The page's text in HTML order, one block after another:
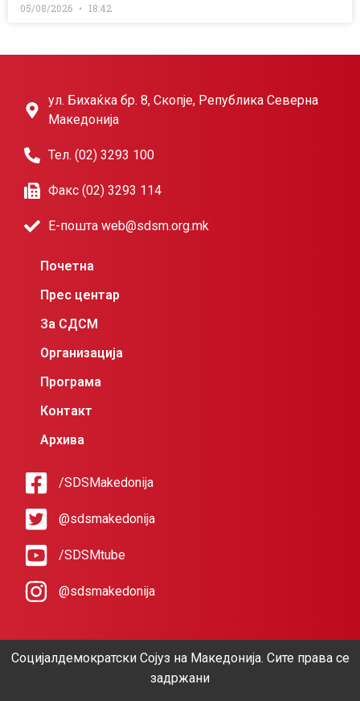
05/08/2026 18:42
ул. Бихаќка бр. 8, Скопје, Република Северна
Македонија
Тел. (02) 3293 100
Факс (02) 3293 114
Е-пошта web@sdsm.org.mk
Почетна
Прес центар
За СДСМ
Организација
Програма
Контакт
Архива
/SDSMakedonija
@sdsmakedonija
/SDSMtube
@sdsmakedonija
Социјалдемократски Сојуз на Македонија. Сите права се
задржани